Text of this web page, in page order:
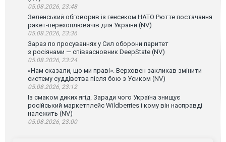
05.08.2026, 23:48
Зеленський обговорив із генсеком НАТО Рютте постачання
ракет-перехоплювачів для України (NV)
05.08.2026, 23:36
Зараз по просуваннях у Сил оборони паритет
з росіянами — співзасновник DeepState (NV)
05.08.2026, 23:24
«Нам сказали, що ми праві». Верховен закликав змінити
систему суддівства після бою з Усиком (NV)
05.08.2026, 23:12
Із смаком диких ягід. Заради чого Україна знищує
російський маркетплейс Wildberries і кому він насправді
належить (NV)
05.08.2026, 23:00